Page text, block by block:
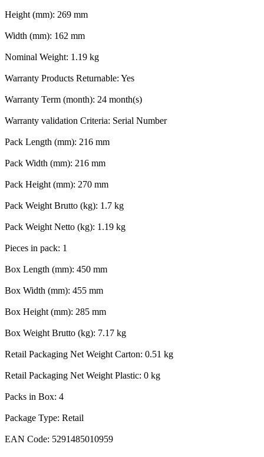
Height (mm): 269 mm
Width (mm): 162 mm
Nominal Weight: 1.19 kg
Warranty Products Returnable: Yes
Warranty Term (month): 24 month(s)
Warranty validation Criteria: Serial Number
Pack Length (mm): 216 mm
Pack Width (mm): 216 mm
Pack Height (mm): 270 mm
Pack Weight Brutto (kg): 1.7 kg
Pack Weight Netto (kg): 1.19 kg
Pieces in pack: 1
Box Length (mm): 450 mm
Box Width (mm): 455 mm
Box Height (mm): 285 mm
Box Weight Brutto (kg): 7.17 kg
Retail Packaging Net Weight Carton: 0.51 kg
Retail Packaging Net Weight Plastic: 0 kg
Packs in Box: 4
Package Type: Retail
EAN Code: 5291485010959